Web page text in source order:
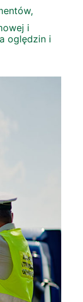
i
oględzin i